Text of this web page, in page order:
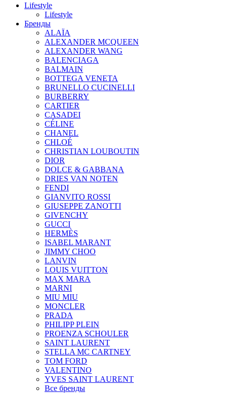
Lifestyle
Lifestyle
Бренды
ALAÏA
ALEXANDER MCQUEEN
ALEXANDER WANG
BALENCIAGA
BALMAIN
BOTTEGA VENETA
BRUNELLO CUCINELLI
BURBERRY
CARTIER
CASADEI
CÉLINE
CHANEL
CHLOÉ
CHRISTIAN LOUBOUTIN
DIOR
DOLCE & GABBANA
DRIES VAN NOTEN
FENDI
GIANVITO ROSSI
GIUSEPPE ZANOTTI
GIVENCHY
GUCCI
HERMÈS
ISABEL MARANT
JIMMY CHOO
LANVIN
LOUIS VUITTON
MAX MARA
MARNI
MIU MIU
MONCLER
PRADA
PHILIPP PLEIN
PROENZA SCHOULER
SAINT LAURENT
STELLA MC CARTNEY
TOM FORD
VALENTINO
YVES SAINT LAURENT
Все бренды